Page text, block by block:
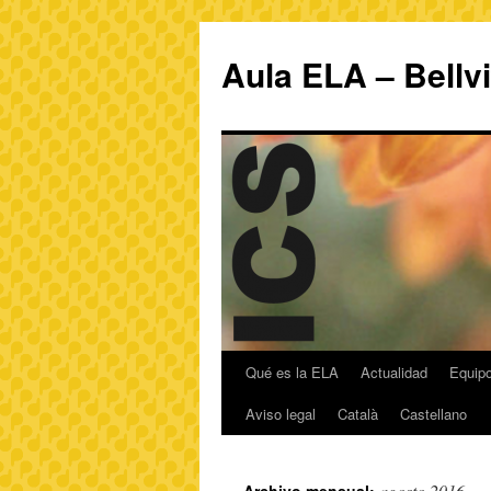
Aula ELA –
Qué es la ELA Actualidad
Aviso legal
Català Castellano